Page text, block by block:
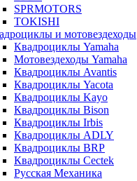
SPRMOTORS
TOKISHI
и мотовездеходы
Квадроциклы Yamaha
Мотовездеходы Yamaha
Квадроциклы Avantis
Квадроциклы Yacota
Квадроциклы Kayo
Квадроциклы Bison
Квадроциклы Irbis
Квадроциклы ADLY
Квадроциклы BRP
Квадроциклы Cectek
Русская Механика